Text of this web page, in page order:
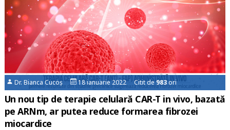
Dr. Bianca Cucoș 18 ianuarie 2022 Citit de983ori
Un nou tip de terapie celulară CAR-T in vivo, bazată
pe ARNm, ar putea reduce formarea fibrozei
miocardice